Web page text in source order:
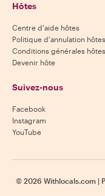
Hôtes
Centre d'aide hôtes
Politique d'annulation hôtes
Conditions générales hôtes
Devenir hôte
Suivez-nous
Facebook
Instagram
YouTube
© 2026 Withlocals.com |